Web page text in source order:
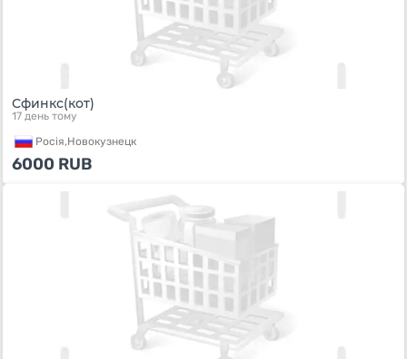
Сфинкс(кот)
17 день тому
Росiя,Новокузнецк
6000 RUB